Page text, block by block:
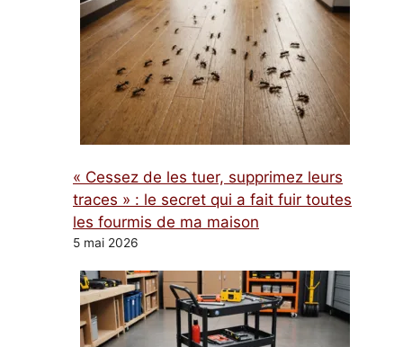
« Cessez de les tuer, supprimez leurs
traces » : le secret qui a fait fuir toutes
les fourmis de ma maison
5 mai 2026